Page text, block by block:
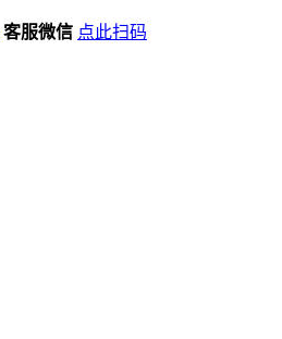
客服微信 点此扫码